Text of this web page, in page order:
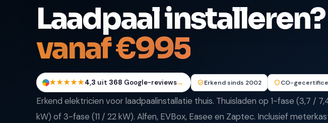
Laadpaal installeren?
vanaf €995
★★★★★4,3 uit 368 Google-reviews→ Erkend sinds 2002 CO-
Erkend elektricien voor laadpaalinstallatie thuis. Thuisladen op 1-fase (3,7 /
kW) of 3-fase (11 / 22 kW). Alfen, EVBox, Easee en Zaptec. Inclusief